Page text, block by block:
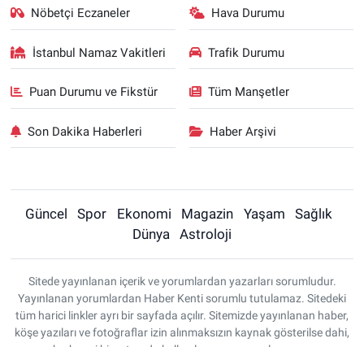
Nöbetçi Eczaneler Hava Durumu
İstanbul Namaz Vakitleri Trafik Durumu
Puan Durumu ve Fikstür Tüm Manşetler
Son Dakika Haberleri Haber Arşivi
Güncel Spor Ekonomi Magazin Yaşam
Sağlık
Dünya
Astroloji
Sitede yayınlanan içerik ve yorumlardan yazarları sorumludur.
Yayınlanan yorumlardan Haber Kenti sorumlu tutulamaz. Sitedeki
tüm harici linkler ayrı bir sayfada açılır. Sitemizde yayınlanan haber,
köşe yazıları ve fotoğraflar izin alınmaksızın kaynak gösterilse dahi,